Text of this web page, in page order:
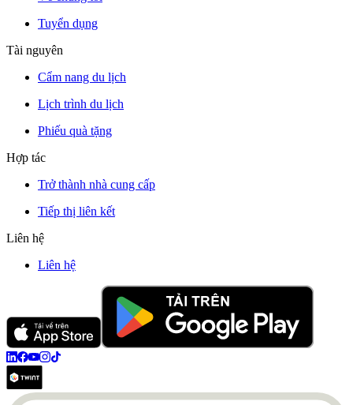
Tuyển dụng
Tài nguyên
Cẩm nang du lịch
Lịch trình du lịch
Phiếu quà tặng
Hợp tác
Trở thành nhà cung cấp
Tiếp thị liên kết
Liên hệ
Liên hệ